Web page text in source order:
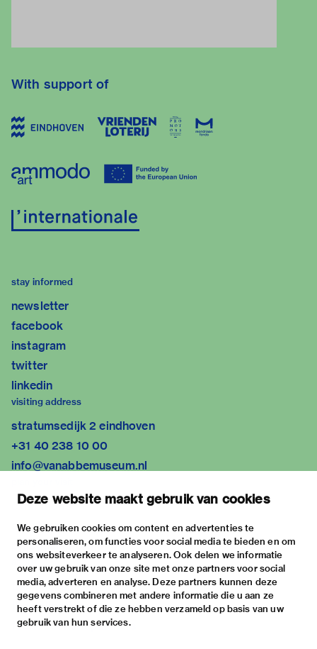
Deze website maakt gebruik van cookies
We gebruiken cookies om content en advertenties te
personaliseren, om functies voor social media te bieden en om
ons websiteverkeer te analyseren. Ook delen we informatie
over uw gebruik van onze site met onze partners voor social
media, adverteren en analyse. Deze partners kunnen deze
gegevens combineren met andere informatie die u aan ze
heeft verstrekt of die ze hebben verzameld op basis van uw
gebruik van hun services.
With support of
stay informed
newsletter
facebook
instagram
twitter
linkedin
visiting address
stratumsedijk 2 eindhoven
+31 40 238 10 00
info@vanabbemuseum.nl
exhibitions
activities
practical information
about
the museum
the collection
foundations & partners